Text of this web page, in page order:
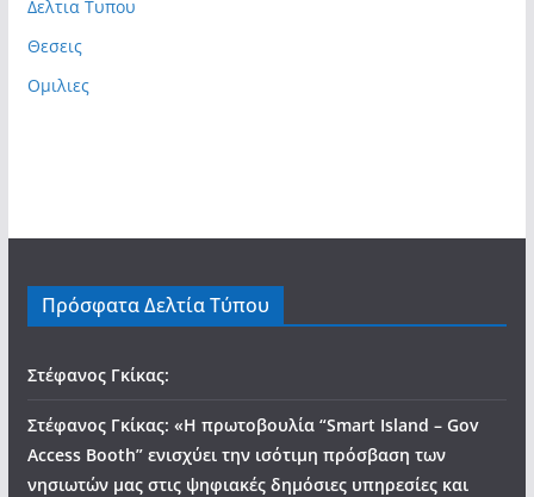
Δελτια Τυπου
Θεσεις
Ομιλιες
Πρόσφατα Δελτία Τύπου
Στέφανος Γκίκας:
Στέφανος Γκίκας: «Η πρωτοβουλία “Smart Island – Gov
Access Booth” ενισχύει την ισότιμη πρόσβαση των
νησιωτών μας στις ψηφιακές δημόσιες υπηρεσίες και